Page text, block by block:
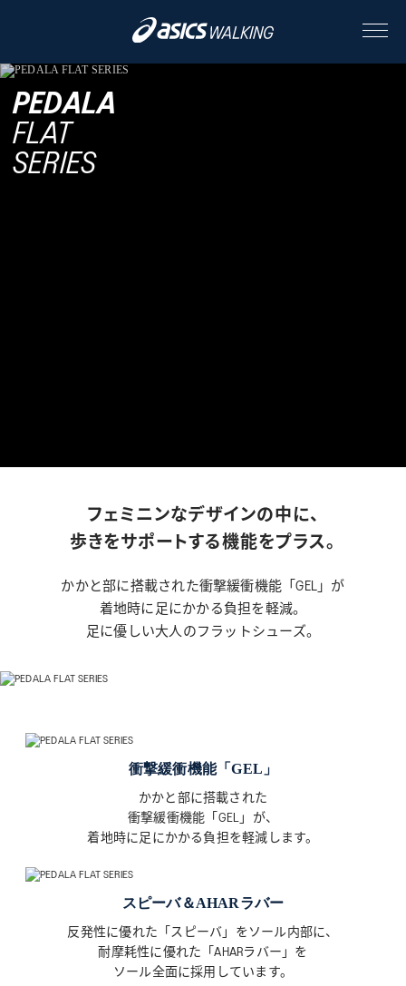
ABOUT
TECHNOLOGY
COLLECTION
PEDALA
RUNWALK
WELLNESS WALKER
ASICS KIDS SUKU²
ONLINE STORE
直営店舗
ASICS WALKING JOURNAL
PEDALA
FLAT
SERIES
フェミニンなデザインの中に、
歩きをサポートする機能をプラス。
かかと部に搭載された衝撃緩衝機能「GEL」が
着地時に足にかかる負担を軽減。
足に優しい大人のフラットシューズ。
衝撃緩衝機能「GEL」
かかと部に搭載された
衝撃緩衝機能「GEL」が、
着地時に足にかかる負担を軽減します。
スピーバ＆AHARラバー
反発性に優れた「スピーバ」をソール内部に、
耐摩耗性に優れた「AHARラバー」を
ソール全面に採用しています。